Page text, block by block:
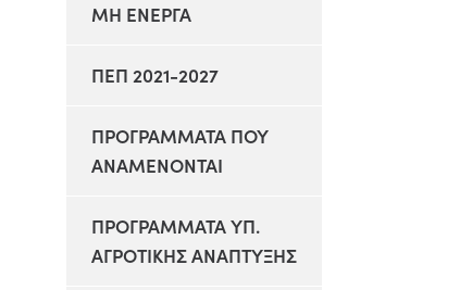
ΜΗ ΕΝΕΡΓΑ
ΠΕΠ 2021-2027
ΠΡΟΓΡΑΜΜΑΤΑ ΠΟΥ
ΑΝΑΜΕΝΟΝΤΑΙ
ΠΡΟΓΡΑΜΜΑΤΑ ΥΠ.
ΑΓΡΟΤΙΚΗΣ ΑΝΑΠΤΥΞΗΣ